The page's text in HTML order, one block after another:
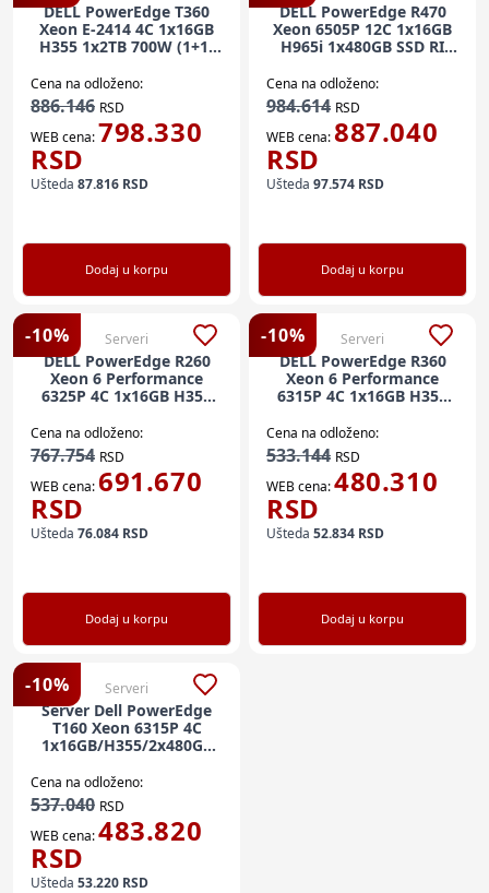
DELL PowerEdge T360
Xeon E-2414 4C 1x16GB
H355 1x2TB 700W (1+1)
Cena na odloženo:
886.146 RSD
WEB cena:798.330
RSD
Ušteda 87.816 RSD
Dodaj u korpu
DELL PowerEdge R470
Xeon 6505P 12C 1x16GB
H965i 1x480GB SSD RI
Cena na odloženo:
984.614 RSD
WEB cena:887.040
RSD
Ušteda 97.574 RSD
Dodaj u korpu
-10% Serveri
DELL PowerEdge R260
Xeon 6 Performance
6325P 4C 1x16GB H355
(1+0) 3yr NBD + šine
Cena na odloženo:
767.754 RSD
WEB cena:691.670
RSD
Ušteda 76.084 RSD
Dodaj u korpu
-10% Serveri
DELL PowerEdge R360
Xeon 6 Performance
6315P 4C 1x16GB H355
NBD + šine
Cena na odloženo:
533.144 RSD
WEB cena:480.310
RSD
Ušteda 52.834 RSD
Dodaj u korpu
-10% Serveri
Server Dell PowerEdge
T160 Xeon 6315P 4C
1x16GB/H355/2x480GB
SATA/3Y ProSupport
Cena na odloženo:
537.040 RSD
WEB cena:483.820
RSD
Ušteda 53.220 RSD